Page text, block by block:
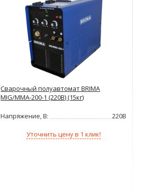
Сварочный полуавтомат BRIMA
MIG/MMA-200-1 (220В) (15кг)
Напряжение, В: 220В
Уточнить цену в 1 клик!